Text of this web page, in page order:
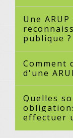
Une
publique ?
Comment
d'une
Quelles
effectuer